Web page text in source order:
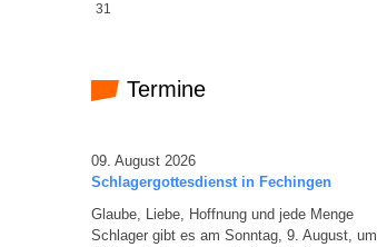
31
Termine
09. August 2026
Schlagergottesdienst in Fechingen
Glaube, Liebe, Hoffnung und jede Menge
Schlager gibt es am Sonntag, 9. August, um